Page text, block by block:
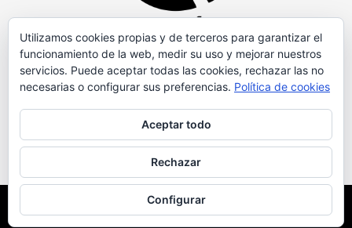
Copyright © Todos los derechos reservados.
Utilizamos cookies propias y de terceros para garantizar el
funcionamiento de la web, medir su uso y mejorar nuestros
servicios. Puede aceptar todas las cookies, rechazar las no
necesarias o configurar sus preferencias. Política de cookies
Aceptar todo
Rechazar
Configurar